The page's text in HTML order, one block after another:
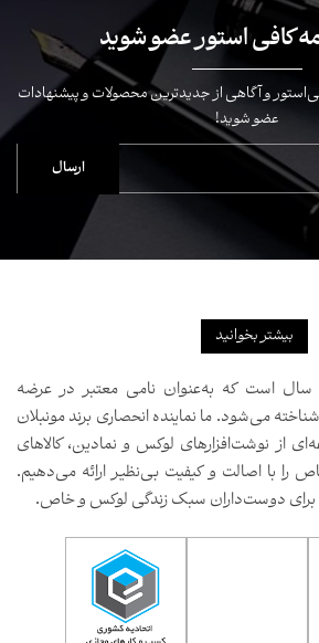
کافی استور عضو شوید
و آگاهی از جدیدترین محصولات و پیشنهادات
عضو شوید!
بیشتر بخوانید
کافی استورز بیش از ۳۰ سال است که به‌عنوان نامی معتبر در عرضه
می‌شود. ما نماینده انحصاری برند مونبلان
از نوشت‌افزارهای لوکس و نمادین، کالاهای
با اصالت و کیفیت بی‌نظیر ارائه می‌دهیم.
برای دوست‌داران سبک زندگی لوکس و خاص.